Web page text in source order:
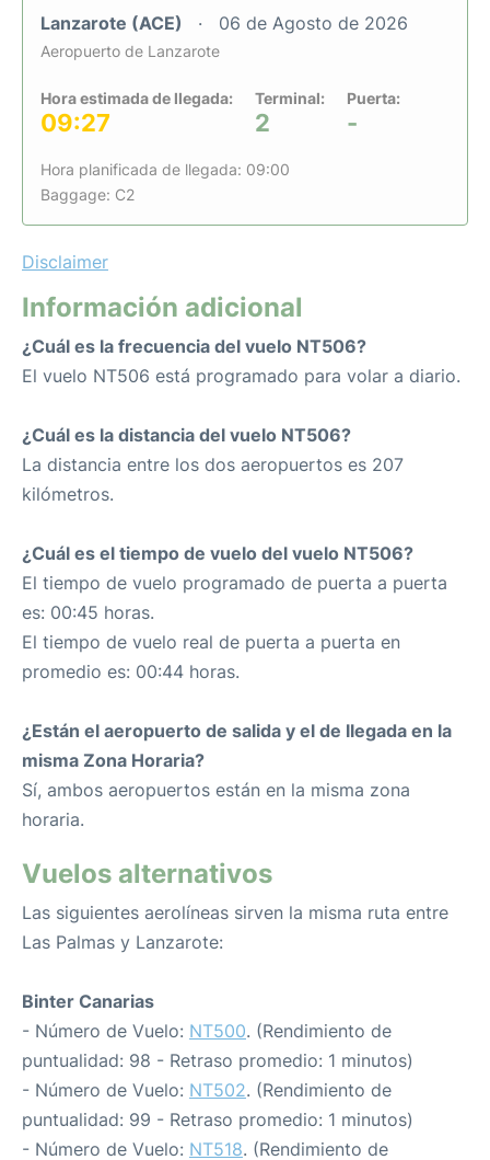
Lanzarote (ACE) 06 de Agosto de 2026
Aeropuerto de Lanzarote
Hora estimada de llegada:
09:27
Terminal:
2
Puerta:
-
Hora planificada de llegada: 09:00
Baggage: C2
Disclaimer
Información adicional
¿Cuál es la frecuencia del vuelo NT506?
El vuelo NT506 está programado para volar a diario.
¿Cuál es la distancia del vuelo NT506?
La distancia entre los dos aeropuertos es 207
kilómetros.
¿Cuál es el tiempo de vuelo del vuelo NT506?
El tiempo de vuelo programado de puerta a puerta
es: 00:45 horas.
El tiempo de vuelo real de puerta a puerta en
promedio es: 00:44 horas.
¿Están el aeropuerto de salida y el de llegada en la
misma Zona Horaria?
Sí, ambos aeropuertos están en la misma zona
horaria.
Vuelos alternativos
Las siguientes aerolíneas sirven la misma ruta entre
Las Palmas y Lanzarote:
Binter Canarias
- Número de Vuelo: NT500. (Rendimiento de
puntualidad: 98 - Retraso promedio: 1 minutos)
- Número de Vuelo: NT502. (Rendimiento de
puntualidad: 99 - Retraso promedio: 1 minutos)
- Número de Vuelo: NT518. (Rendimiento de